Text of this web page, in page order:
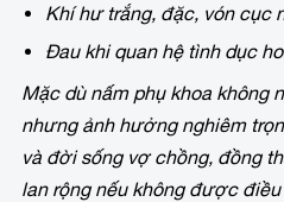
Khí hư trắng, đặc, vón cục
Đau khi quan hệ tình dục
Mặc dù nấm phụ khoa không
nhưng ảnh hưởng nghiêm
và đời sống vợ chồng, đồng
lan rộng nếu không được điều